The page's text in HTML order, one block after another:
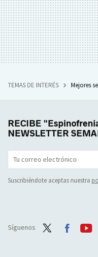
TEMAS DE INTERÉS Mejores
RECIBE
NEWSLETTER
Suscribiéndote aceptas nuestra
Síguenos